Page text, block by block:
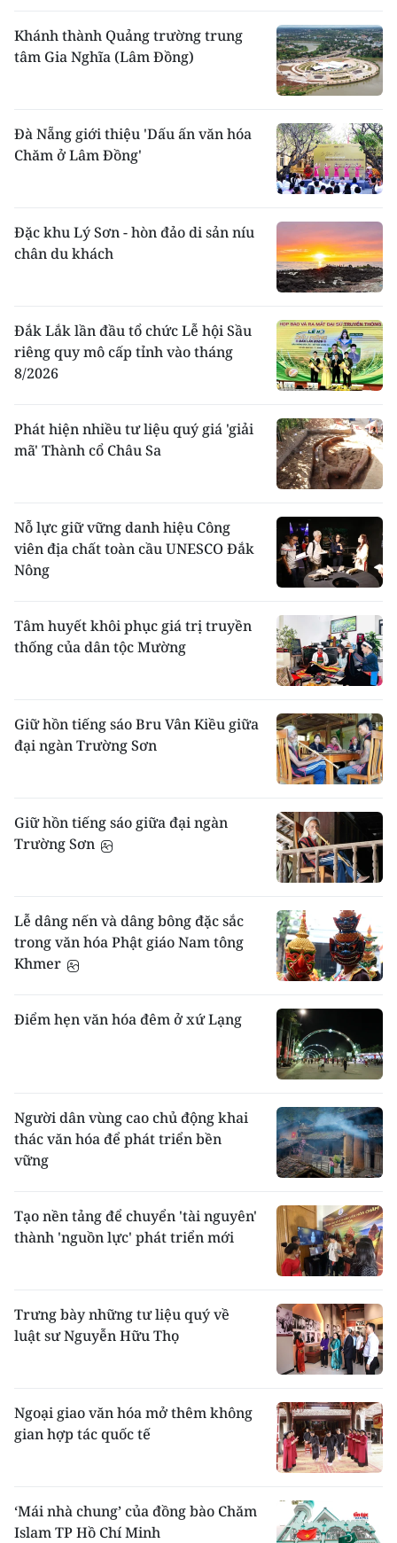
Khánh thành Quảng trường trung
tâm Gia Nghĩa (Lâm Đồng)
Đà Nẵng giới thiệu 'Dấu ấn văn hóa
Chăm ở Lâm Đồng'
Đặc khu Lý Sơn - hòn đảo di sản níu
chân du khách
Đắk Lắk lần đầu tổ chức Lễ hội Sầu
riêng quy mô cấp tỉnh vào tháng
8/2026
Phát hiện nhiều tư liệu quý giá 'giải
mã' Thành cổ Châu Sa
Nỗ lực giữ vững danh hiệu Công
viên địa chất toàn cầu UNESCO Đắk
Nông
Tâm huyết khôi phục giá trị truyền
thống của dân tộc Mường
Giữ hồn tiếng sáo Bru Vân Kiều giữa
đại ngàn Trường Sơn
Giữ hồn tiếng sáo giữa đại ngàn
Trường Sơn
Lễ dâng nến và dâng bông đặc sắc
trong văn hóa Phật giáo Nam tông
Khmer
Điểm hẹn văn hóa đêm ở xứ Lạng
Người dân vùng cao chủ động khai
thác văn hóa để phát triển bền
vững
Tạo nền tảng để chuyển 'tài nguyên'
thành 'nguồn lực' phát triển mới
Trưng bày những tư liệu quý về
luật sư Nguyễn Hữu Thọ
Ngoại giao văn hóa mở thêm không
gian hợp tác quốc tế
‘Mái nhà chung’ của đồng bào Chăm
Islam TP Hồ Chí Minh